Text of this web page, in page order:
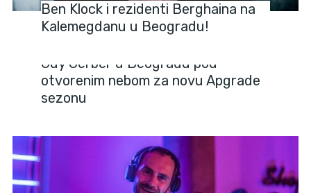
Ben Klock i rezidenti Berghaina na
Kalemegdanu u Beogradu!
Guy Gerber u Beogradu pod
otvorenim nebom za novu Apgrade
sezonu